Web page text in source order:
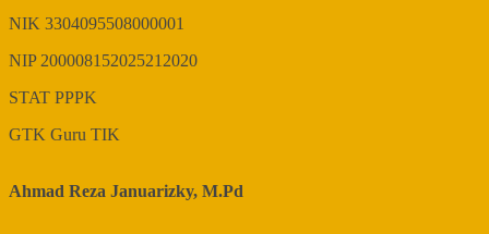
NIK 3304095508000001
NIP200008152025212020
STAT PPPK
GTK Guru TIK
Ahmad Reza Januarizky, M.Pd